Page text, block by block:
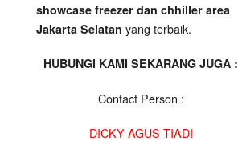
showcase freezer dan chhiller area
Jakarta Selatan yang terbaik.
HUBUNGI KAMI SEKARANG JUGA :
Contact Person :
DICKY AGUS TIADI